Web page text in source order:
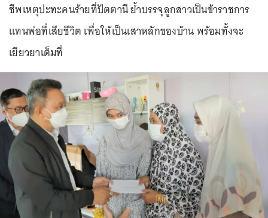
ชีพเหตุปะทะคนร้ายที่ปัตตานี ย้ำบรรจุลูกสาวเป็นข้าราชการ
แทนพ่อที่เสียชีวิต เพื่อให้เป็นเสาหลักของบ้าน พร้อมทั้งจะ
เยียวยาเต็มที่